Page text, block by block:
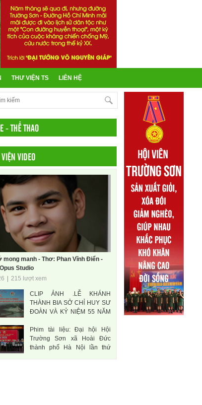
THƯ VIỆN TS LIÊN HỆ
- THỂ THAO
VIDEO
mong manh - Thơ: Phan Vĩnh Điển -
Studio
215 lượt xem
CLIP ẢNH .LỄ KHÁNH
THÀNH BIA SỞ CHỈ HUY SƯ
ĐOÀN VÀ KỶ NIỆM 55 NĂM
ANH HÙNG
Phim tài liệu: Đại hội Hội
Trường Sơn xã Hoài Đức
thành phố Hà Nội lần thứ